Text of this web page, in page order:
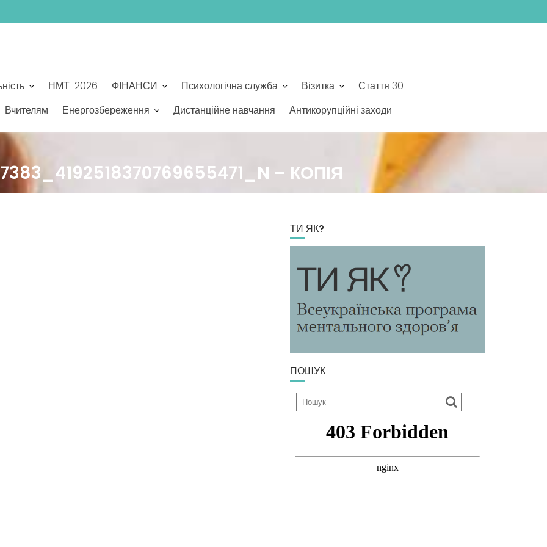
НМТ-2026 ФІНАНСИ Психологічна служба Візитка
Стаття 30
Вчителям Енергозбереження Дистанційне навчання Антикорупційні заходи
– КОПІЯ
ТИ ЯК?
ПОШУК